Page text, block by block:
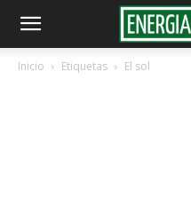
Inicio Etiquetas El sol